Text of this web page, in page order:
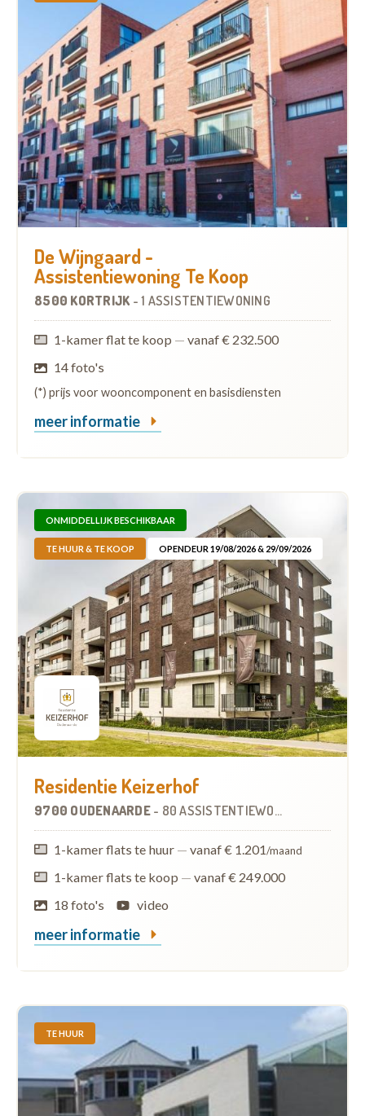
De Wijngaard -
Assistentiewoning Te Koop
8500 KORTRIJK - 1 ASSISTENTIEWONING
1-kamer flat te koop — vanaf € 232.500
14 foto's
(*) prijs voor wooncomponent en basisdiensten
meer informatie
ONMIDDELLIJK BESCHIKBAAR
TE HUUR & TE KOOP OPENDEUR 19/08/2026 & 29/09/2026
Residentie Keizerhof
9700 OUDENAARDE - 80 ASSISTENTIEWONINGEN
1-kamer flats te huur — vanaf € 1.201/maand
1-kamer flats te koop — vanaf € 249.000
18 foto's
video
meer informatie
TE HUUR